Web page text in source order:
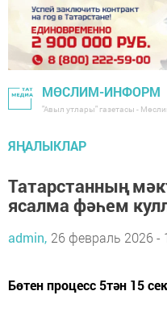
МӨСЛИМ-ИНФОРМ
"Авыл утлары" газетасы -
ЯҢАЛЫКЛАР
Татарстанның
ясалма фәһем
admin, 26 февраль 2026 -
Бөтен процесс 5тән 15